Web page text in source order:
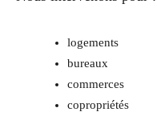
logements
bureaux
commerces
copropriétés